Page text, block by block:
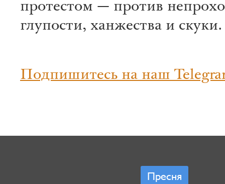
протестом — против
глупости, ханжества и скуки.
Подпишитесь на наш
Пресня